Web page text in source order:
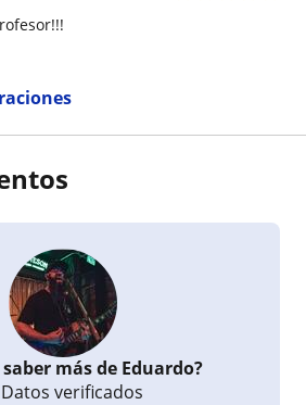
más de Eduardo?
Datos verificados